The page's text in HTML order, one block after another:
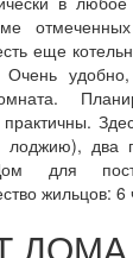
отмеченных
еще
Очень
два
для
жильцов: 6